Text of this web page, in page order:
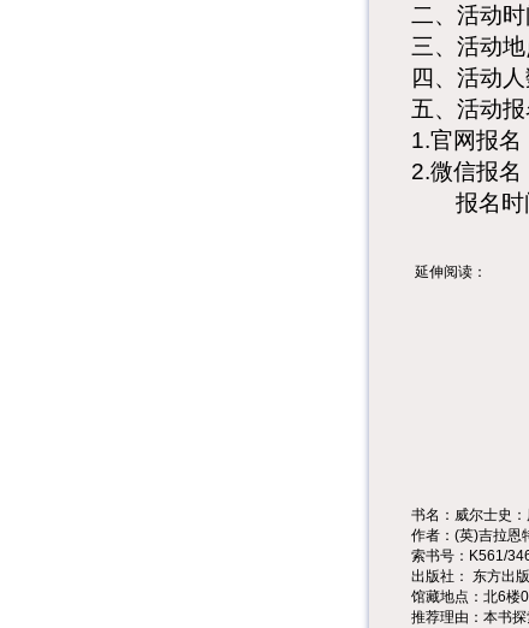
二、活动时
三、活动
四、活动人
五、活动报
1.官网报名
2.微信报名
报名时
延伸阅读：
书名：威尔士史
作者： (英)吉拉恩
索书号： K561/
出版社： 东方出
馆藏地点：北6楼
推荐理由：本书